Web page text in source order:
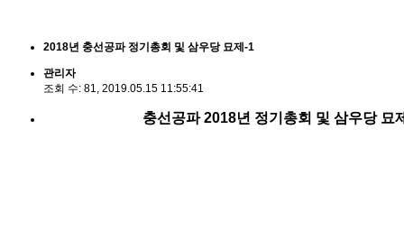
2018년 충선공파 정기총회 및 삼우당 묘제-1
관리자
조회 수: 81, 2019.05.15 11:55:41
충선공파 2018년 정기총회 및 삼우당